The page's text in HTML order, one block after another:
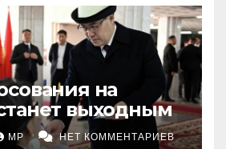
на
выходным
MP НЕТ КОММЕНТАРИЕВ